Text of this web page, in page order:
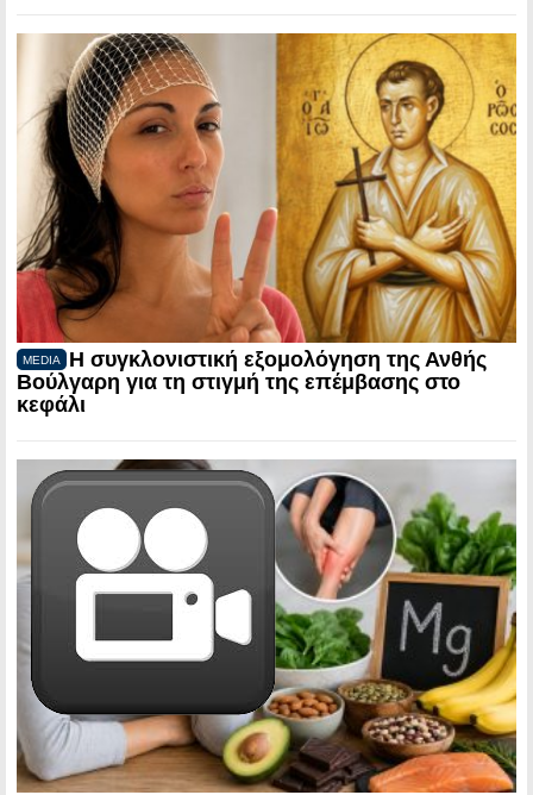
MEDIA
Η συγκλονιστική εξομολόγηση της Ανθής
Βούλγαρη για τη στιγμή της επέμβασης στο
κεφάλι